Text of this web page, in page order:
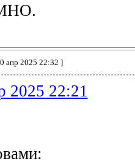
апр 2025 22:32 ]
2025 22:21